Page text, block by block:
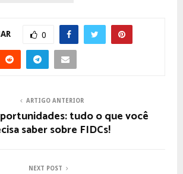
0
ARTIGO ANTERIOR
tudo o que você
saber sobre FIDCs!
NEXT POST